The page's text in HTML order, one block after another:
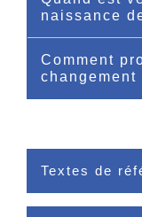
naissance
Comment
Textes de